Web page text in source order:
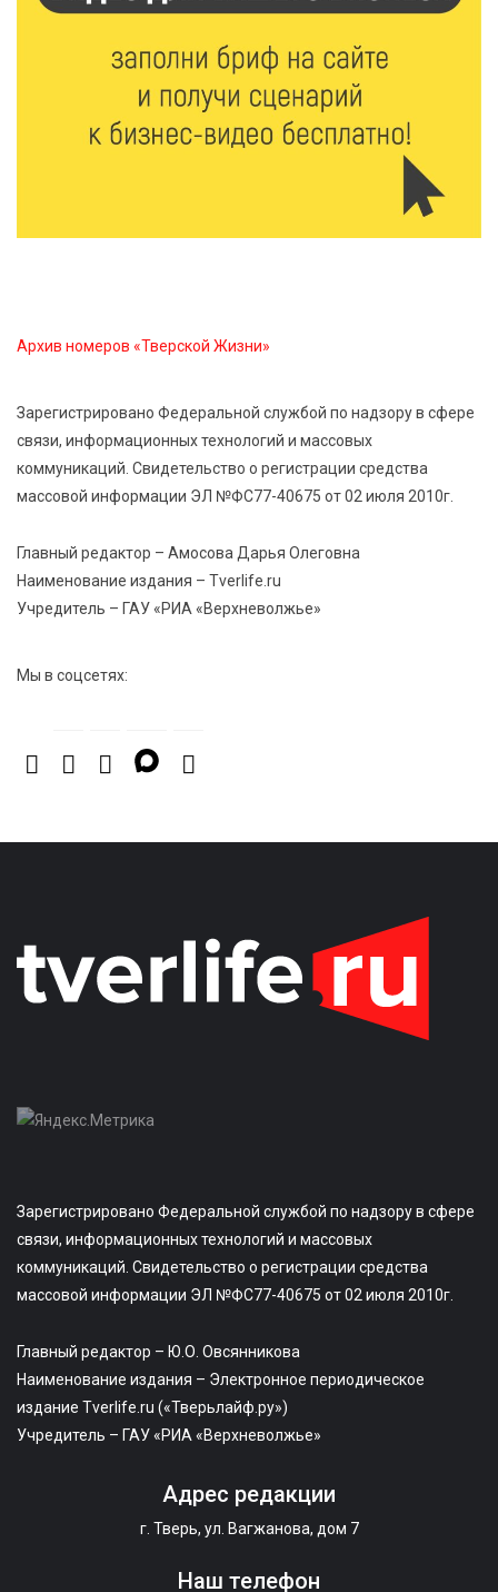
Голубев проверил школы и детсады Зубцова к 1
6 Авг 2026 15:01 225
От Твери до Москвы: выставка художника
Владимира Васильева о героях СВО проходит в РГБ
ленту по мотивам басни «Карась»
6 Авг 2026 13:38 357
спортивной столицей России
Архив номеров «Тверской Жизни»
Зарегистрировано Федеральной службой по надзору в сфере
связи, информационных технологий и массовых
коммуникаций. Свидетельство о регистрации средства
массовой информации ЭЛ №ФС77-40675 от 02 июля 2010г.
Главный редактор – Амосова Дарья Олеговна
Наименование издания – Tverlife.ru
Учредитель – ГАУ «РИА «Верхневолжье»
Мы в соцсетях:
Зарегистрировано Федеральной службой по надзору в сфере
связи, информационных технологий и массовых
коммуникаций. Свидетельство о регистрации средства
массовой информации ЭЛ №ФС77-40675 от 02 июля 2010г.
Главный редактор – Ю.О. Овсянникова
Наименование издания – Электронное периодическое
издание Tverlife.ru («Тверьлайф.ру»)
Учредитель – ГАУ «РИА «Верхневолжье»
Адрес редакции
г. Тверь, ул. Вагжанова, дом 7
Наш телефон